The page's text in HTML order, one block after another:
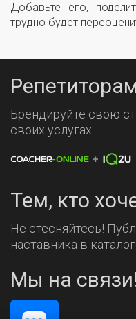
Добавьте его,
трудно будет
Брендируйте свою
своих услугах.
Тем, кто
Не стесняйтесь!
наставника в
Мы на